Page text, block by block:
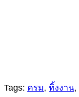
Tags: ครม, ทิ้งงาน,